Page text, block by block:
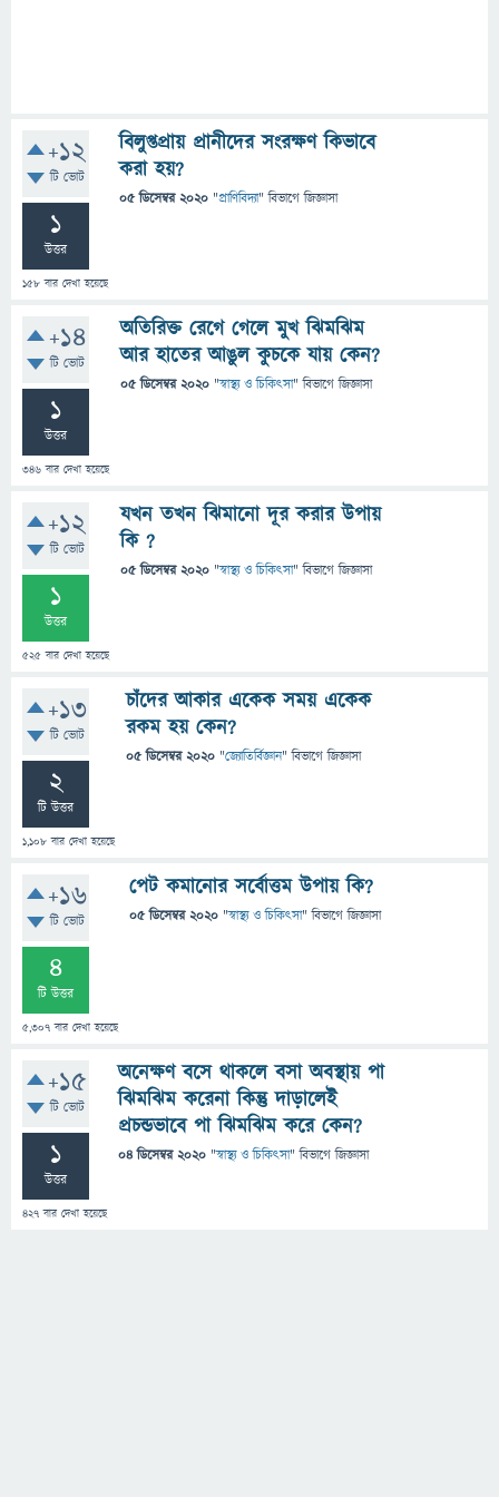
+12
টি ভোট
1
উত্তর
158 বার দেখা হয়েছে
বিলুপ্তপ্রায় প্রানীদের সংরক্ষণ কিভাবে
করা হয়?
05 ডিসেম্বর 2020 "প্রাণিবিদ্যা" বিভাগে জিজ্ঞাসা
+14
টি ভোট
1
উত্তর
346 বার দেখা হয়েছে
অতিরিক্ত রেগে গেলে মুখ ঝিমঝিম
আর হাতের আঙুল কুচকে যায় কেন?
05 ডিসেম্বর 2020 "স্বাস্থ্য ও চিকিৎসা" বিভাগে জিজ্ঞাসা
+12
টি ভোট
1
উত্তর
525 বার দেখা হয়েছে
যখন তখন ঝিমানো দূর করার উপায়
কি ?
05 ডিসেম্বর 2020 "স্বাস্থ্য ও চিকিৎসা" বিভাগে জিজ্ঞাসা
+13
টি ভোট
2
টি উত্তর
1,108 বার দেখা হয়েছে
চাঁদের আকার একেক সময় একেক
রকম হয় কেন?
05 ডিসেম্বর 2020 "জ্যোতির্বিজ্ঞান" বিভাগে জিজ্ঞাসা
+16
টি ভোট
4
টি উত্তর
5,307 বার দেখা হয়েছে
পেট কমানোর সর্বোত্তম উপায় কি?
05 ডিসেম্বর 2020 "স্বাস্থ্য ও চিকিৎসা" বিভাগে জিজ্ঞাসা
+15
টি ভোট
1
উত্তর
427 বার দেখা হয়েছে
অনেক্ষণ বসে থাকলে বসা অবস্থায় পা
ঝিমঝিম করেনা কিন্তু দাড়ালেই
প্রচন্ডভাবে পা ঝিমঝিম করে কেন?
04 ডিসেম্বর 2020 "স্বাস্থ্য ও চিকিৎসা" বিভাগে জিজ্ঞাসা